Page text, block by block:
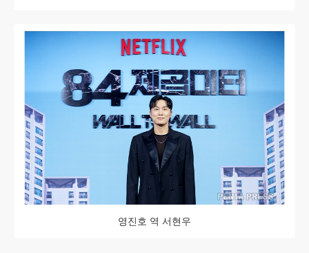
영진호 역 서현우